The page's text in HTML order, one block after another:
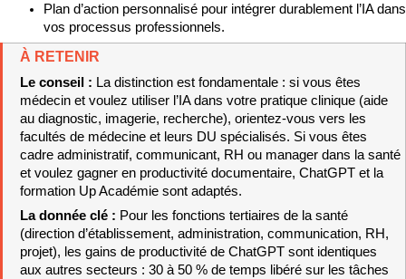
Plan d’action personnalisé pour intégrer durablement l’IA dans
vos processus professionnels.
À RETENIR
Le conseil : La distinction est fondamentale : si vous êtes
médecin et voulez utiliser l’IA dans votre pratique clinique (aide
au diagnostic, imagerie, recherche), orientez-vous vers les
facultés de médecine et leurs DU spécialisés. Si vous êtes
cadre administratif, communicant, RH ou manager dans la santé
et voulez gagner en productivité documentaire, ChatGPT et la
formation Up Académie sont adaptés.
La donnée clé : Pour les fonctions tertiaires de la santé
(direction d’établissement, administration, communication, RH,
projet), les gains de productivité de ChatGPT sont identiques
aux autres secteurs : 30 à 50 % de temps libéré sur les tâches